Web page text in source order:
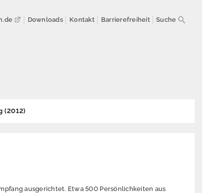
Downloads Kontakt Barrierefreiheit Suche
(2012)
ausgerichtet. Etwa 500 Persönlichkeiten aus